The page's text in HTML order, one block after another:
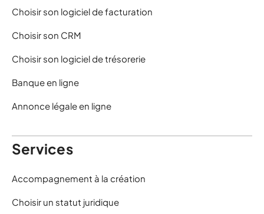
Choisir son logiciel de facturation
Choisir son CRM
Choisir son logiciel de trésorerie
Banque en ligne
Annonce légale en ligne
Services
Accompagnement à la création
Choisir un statut juridique